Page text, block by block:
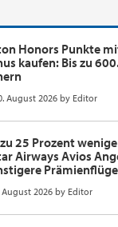
Honors Punkte
kaufen: Bis zu
August 2026by Editor
25 Prozent
Airways Avios
Prämienflüge
August 2026 by Editor